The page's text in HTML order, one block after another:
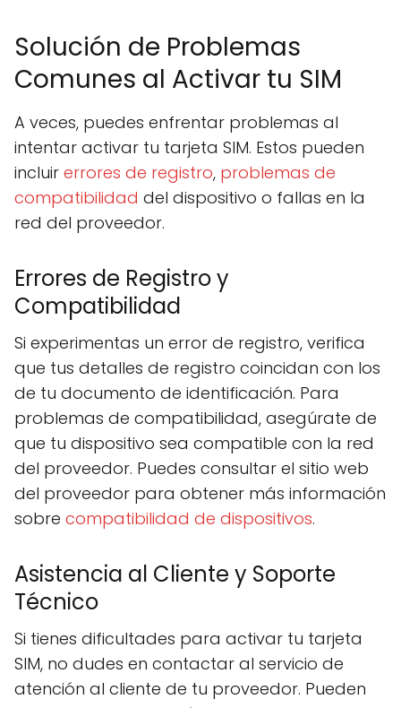
Solución de Problemas
Comunes al Activar tu SIM
A veces, puedes enfrentar problemas al
intentar activar tu tarjeta SIM. Estos pueden
incluir errores de registro, problemas de
compatibilidad del dispositivo o fallas en la
red del proveedor.
Errores de Registro y
Compatibilidad
Si experimentas un error de registro, verifica
que tus detalles de registro coincidan con los
de tu documento de identificación. Para
problemas de compatibilidad, asegúrate de
que tu dispositivo sea compatible con la red
del proveedor. Puedes consultar el sitio web
del proveedor para obtener más información
sobre compatibilidad de dispositivos.
Asistencia al Cliente y Soporte
Técnico
Si tienes dificultades para activar tu tarjeta
SIM, no dudes en contactar al servicio de
atención al cliente de tu proveedor. Pueden